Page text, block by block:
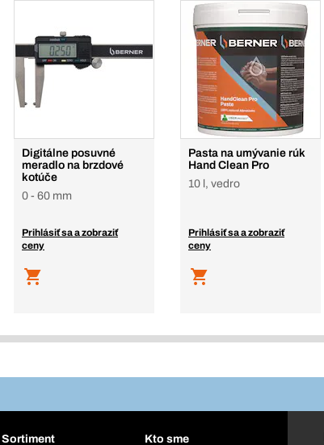
Digitálne posuvné
meradlo na brzdové
kotúče
0 - 60 mm
Prihlásiť sa a zobraziť
ceny
Pasta na umývanie rúk
Hand Clean Pro
10 l, vedro
Prihlásiť sa a zobraziť
ceny
Sortiment Kto sme